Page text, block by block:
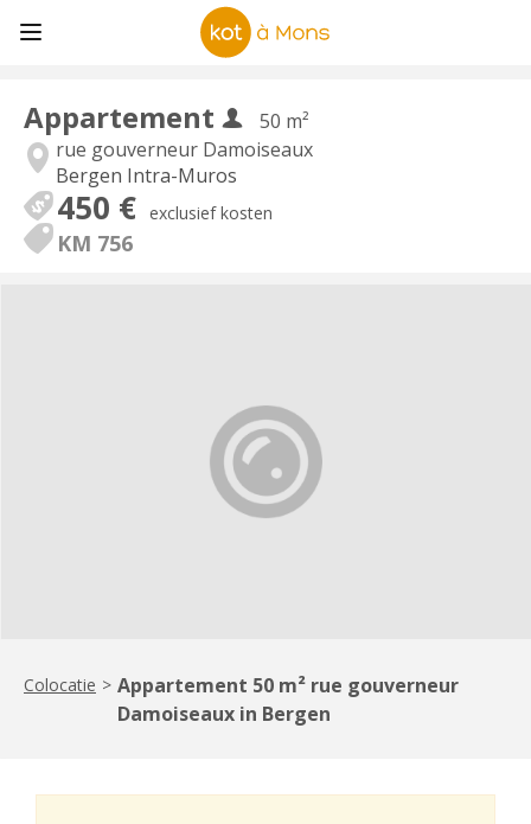
Appartement
50 m²
rue gouverneur Damoiseaux
Bergen Intra-Muros
450 € exclusief kosten
KM 756
Colocatie > Appartement 50 m² rue gouverneur
Damoiseaux in Bergen